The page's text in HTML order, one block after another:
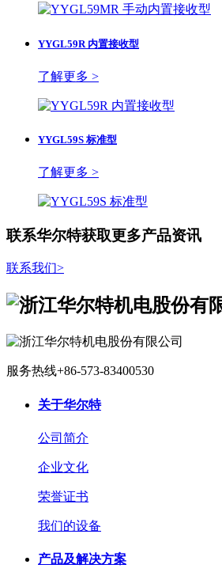
YYGL59R 内置接收型
了解更多 >
YYGL59S 标准型
了解更多 >
联系华尔特获取更多产品资讯
联系我们>
服务热线+86-573-83400530
关于华尔特
公司简介
企业文化
荣誉证书
我们的设备
产品及解决方案